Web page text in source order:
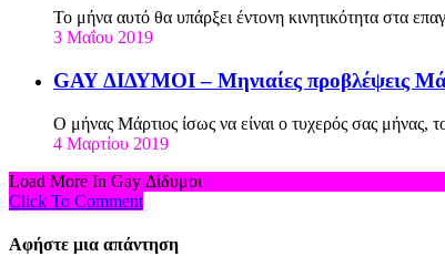
Το μήνα αυτό θα υπάρξει έντονη κινητικότητα στα
3 Μαΐου 2019
GAY ΔΙΔΥΜΟΙ – Μηνιαίες προβλέψεις
Ο μήνας Μάρτιος ίσως να είναι ο τυχερός σας
4 Μαρτίου 2019
Load More In Gay Δίδυμοι
Click To Comment
Αφήστε μια απάντηση